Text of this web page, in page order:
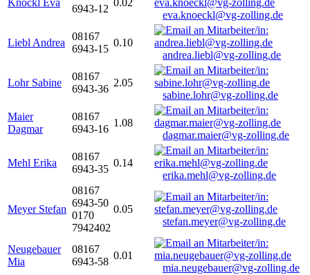
Knöckl Eva
6943-12
0.02
eva.knoeckl@vg-zolling.de
Liebl Andrea
08167
6943-15
0.10
andrea.liebl@vg-zolling.de
Lohr Sabine
08167
6943-36
2.05
sabine.lohr@vg-zolling.de
Maier
Dagmar
08167
6943-16
1.08
dagmar.maier@vg-zolling.de
Mehl Erika
08167
6943-35
0.14
erika.mehl@vg-zolling.de
Meyer Stefan
08167
6943-50
0170
7942402
0.05
stefan.meyer@vg-zolling.de
Neugebauer
Mia
08167
6943-58
0.01
mia.neugebauer@vg-zolling.de